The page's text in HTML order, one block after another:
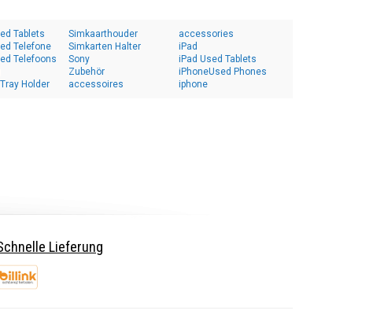
Tablets
Telefone
Telefoons
Holder
Simkaarthouder
Simkarten Halter
Sony
Zubehör
accessoires
accessories
iPad
iPad Used Tablets
iPhoneUsed Phones
iphone
Lieferung